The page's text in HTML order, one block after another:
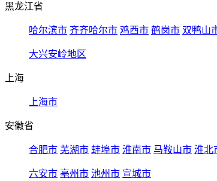
黑龙江省
哈尔滨市 齐齐哈尔市 鸡西市 鹤岗市 双鸭山
大兴安岭地区
上海
上海市
安徽省
合肥市 芜湖市 蚌埠市 淮南市 马鞍山市 淮北
六安市 亳州市 池州市 宣城市